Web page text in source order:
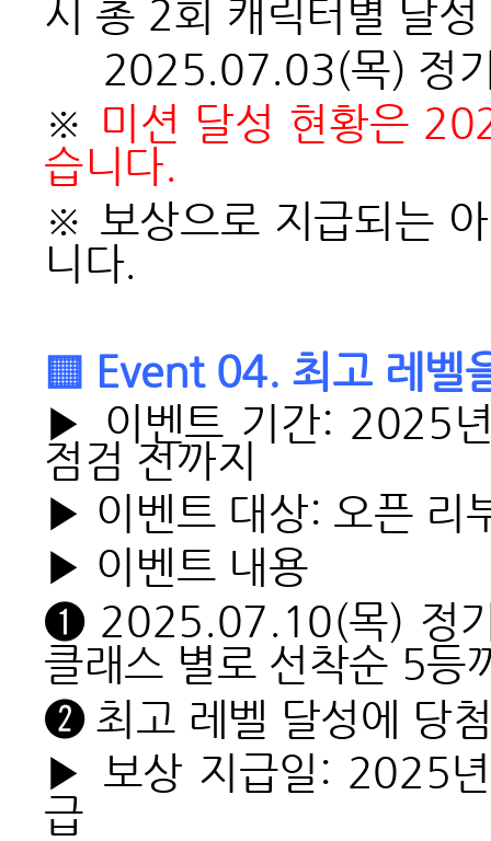
시 총 2회 캐릭터별 달
2025.07.03(목) 정
※ 미션 달성 현황은
습니다.
※ 보상으로 지급되는
니다.
▒ Event 04. 최고 레벨
▶ 이벤트 기간: 2025
점검 전까지
▶ 이벤트 대상: 오픈 리
▶ 이벤트 내용
➊2025.07.10(목) 정기
클래스 별로 선착순 5등
➋ 최고 레벨 달성에 당
▶ 보상 지급일: 2025
급